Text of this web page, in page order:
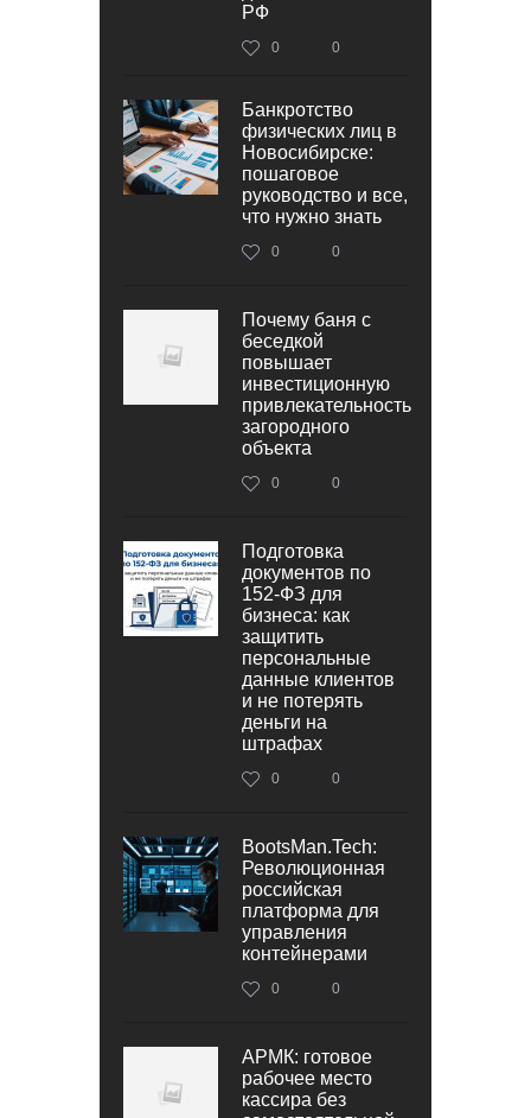
РФ
0 0
Банкротство
физических лиц в
Новосибирске:
пошаговое
руководство и все,
что нужно знать
0 0
Почему баня с
беседкой
повышает
инвестиционную
привлекательность
загородного
объекта
0 0
Подготовка
документов по
152‑ФЗ для
бизнеса: как
защитить
персональные
данные клиентов
и не потерять
деньги на
штрафах
0 0
BootsMan.Tech:
Революционная
российская
платформа для
управления
контейнерами
0 0
АРМК: готовое
рабочее место
кассира без